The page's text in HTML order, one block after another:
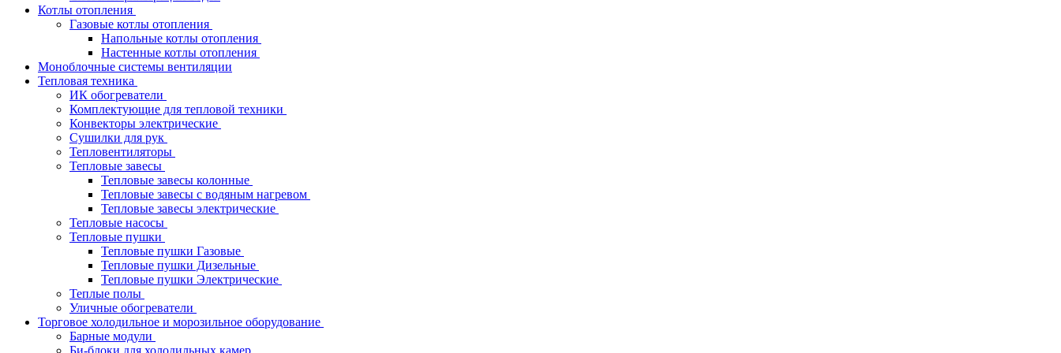
Котлы отопления
Газовые котлы отопления
Напольные котлы отопления
Настенные котлы отопления
Моноблочные системы вентиляции
Тепловая техника
ИК обогреватели
Комплектующие для тепловой техники
Конвекторы электрические
Сушилки для рук
Тепловентиляторы
Тепловые завесы
Тепловые завесы колонные
Тепловые завесы с водяным нагревом
Тепловые завесы электрические
Тепловые насосы
Тепловые пушки
Тепловые пушки Газовые
Тепловые пушки Дизельные
Тепловые пушки Электрические
Теплые полы
Уличные обогреватели
Торговое холодильное и морозильное оборудование
Барные модули
Би-блоки для холодильных камер